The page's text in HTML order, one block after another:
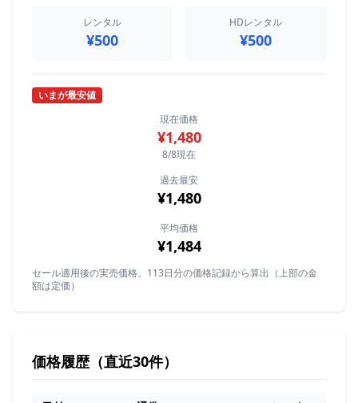
レンタル
¥500
HDレンタル
¥500
いまが最安値
現在価格
¥1,480
8/8現在
過去最安
¥1,480
平均価格
¥1,484
セール適用後の実売価格。113日分の価格記録から算出（上部の金
額は定価）
価格履歴（直近30件）